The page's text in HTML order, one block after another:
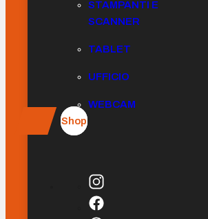
STAMPANTI E
SCANNER
TABLET
UFFICIO
WEBCAM
Shop